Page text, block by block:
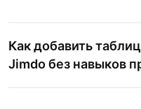
Как добавить
Jimdo без навыков